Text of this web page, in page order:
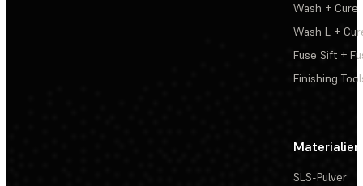
Wash + Cure
Wash L +
Fuse Sift +
Finishing
Materialien
SLS-Pulver